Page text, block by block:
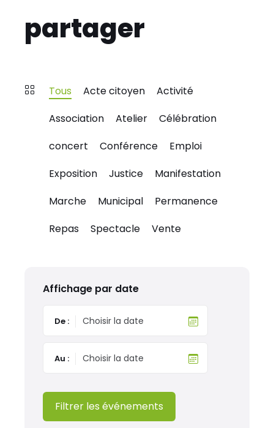
partager
Tous Acte citoyen
Activité
Association
Atelier
Célébration
concert
Conférence
Emploi
Exposition
Justice
Manifestation
Marche
Municipal
Permanence
Repas
Spectacle Vente
Affichage par date
De :
Au :
Filtrer les événements